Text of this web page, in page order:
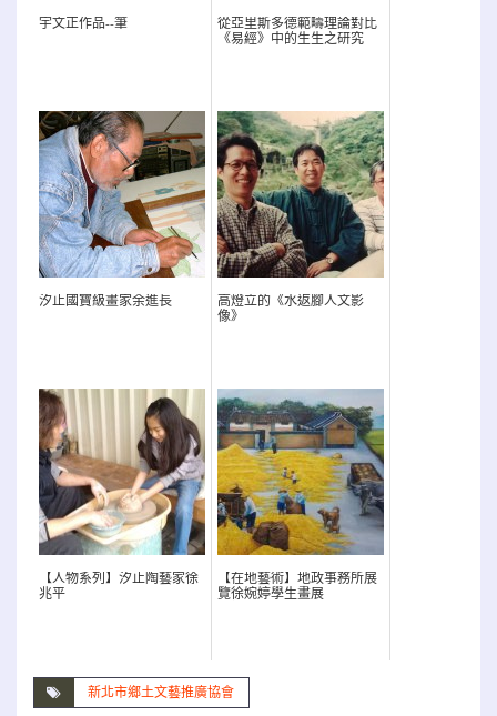
宇文正作品--筆
從亞里斯多德範疇理論對比
《易經》中的生生之研究
汐止國寶級畫家余進長
高燈立的《水返腳人文影
像》
【人物系列】汐止陶藝家徐
兆平
【在地藝術】地政事務所展
覽徐婉婷學生畫展
新北市鄉土文藝推廣協會